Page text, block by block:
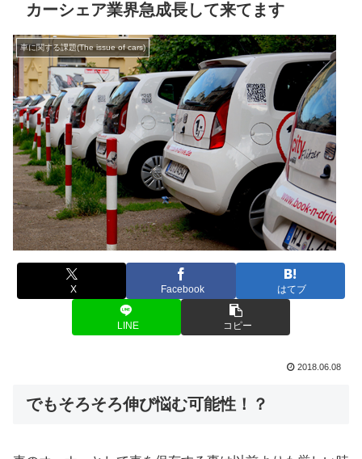
カーシェア業界急成長して来てます
車に関する課題(The issue of cars)
X Facebook はてブ
LINE コピー
2018.06.08
でもそろそろ伸び悩む可能性！？